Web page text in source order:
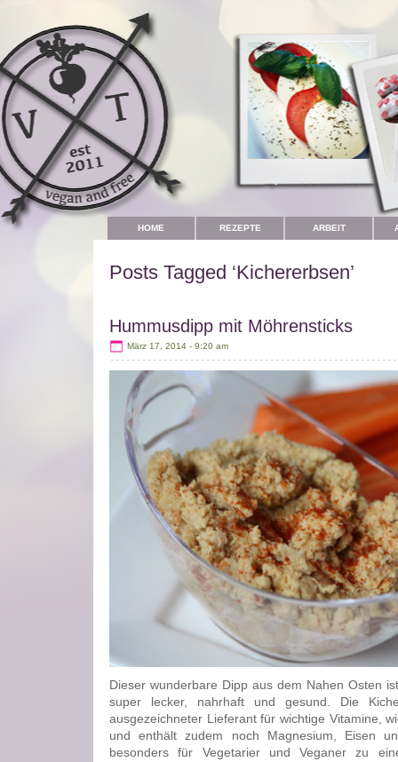
HOME REZEPTE ARBEIT
Posts Tagged ‘Kichererbsen’
Hummusdipp mit Möhrensticks
März 17, 2014 - 9:20 am
Dieser wunderbare Dipp aus dem Nahen Osten
super lecker, nahrhaft und gesund. Die
ausgezeichneter Lieferant für wichtige Vitamine,
und enthält zudem noch Magnesium, Eisen
besonders für Vegetarier und Veganer zu